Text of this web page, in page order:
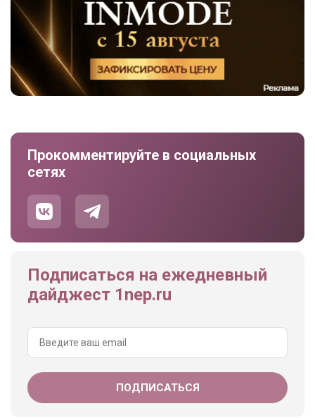
Прокомментируйте в социальных
сетях
Подписаться на ежедневный
дайджест 1nep.ru